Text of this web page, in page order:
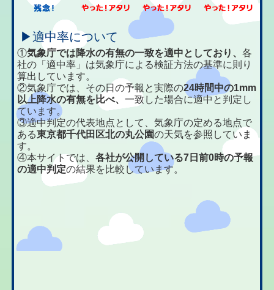
▶適中率について
①気象庁では降水の有無の一致を適中としており、各
社の「適中率」は気象庁による検証方法の基準に則り
算出しています。
②気象庁では、その日の予報と実際の24時間中の1mm
以上降水の有無を比べ、一致した場合に適中と判定し
ています。
③適中判定の代表地点として、気象庁の定める地点で
ある東京都千代田区北の丸公園の天気を参照していま
す。
④本サイトでは、各社が公開している7日前0時の予報
の適中判定の結果を比較しています。